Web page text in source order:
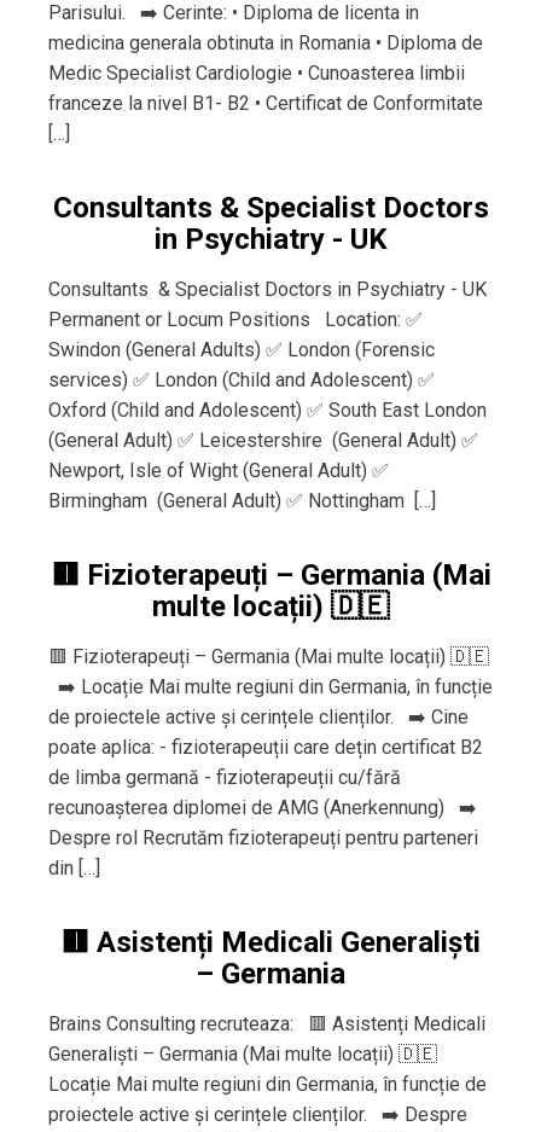
Parisului. ➡️ Cerinte: • Diploma de licenta in
medicina generala obtinuta in Romania • Diploma de
Medic Specialist Cardiologie • Cunoasterea limbii
franceze la nivel B1- B2 • Certificat de Conformitate
[…]
Consultants & Specialist Doctors
in Psychiatry - UK
Consultants & Specialist Doctors in Psychiatry - UK
Permanent or Locum Positions Location: ✅
Swindon (General Adults) ✅ London (Forensic
services) ✅ London (Child and Adolescent) ✅
Oxford (Child and Adolescent) ✅ South East London
(General Adult) ✅ Leicestershire (General Adult) ✅
Newport, Isle of Wight (General Adult) ✅
Birmingham (General Adult) ✅ Nottingham […]
🟥 Fizioterapeuți – Germania (Mai
multe locații) 🇩🇪
🟥 Fizioterapeuți – Germania (Mai multe locații) 🇩🇪
➡️ Locație Mai multe regiuni din Germania, în funcție
de proiectele active și cerințele clienților. ➡️ Cine
poate aplica: - fizioterapeuții care dețin certificat B2
de limba germană - fizioterapeuții cu/fără
recunoașterea diplomei de AMG (Anerkennung) ➡️
Despre rol Recrutăm fizioterapeuți pentru parteneri
din […]
🟥 Asistenți Medicali Generaliști
– Germania
Brains Consulting recruteaza: 🟥 Asistenți Medicali
Generaliști – Germania (Mai multe locații) 🇩🇪
Locație Mai multe regiuni din Germania, în funcție de
proiectele active și cerințele clienților. ➡️ Despre